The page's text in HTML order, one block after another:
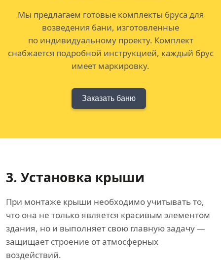
Мы предлагаем готовые комплекты бруса для
возведения бани, изготовленные
по индивидуальному проекту. Комплект
снабжается подробной инструкцией, каждый брус
имеет маркировку.
Заказать баню
3. Установка крыши
При монтаже крыши необходимо учитывать то,
что она не только является красивым элементом
здания, но и выполняет свою главную задачу —
защищает строение от атмосферных
воздействий.